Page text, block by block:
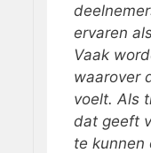
ervaren
Vaak
waarover
voelt. Als
dat geeft
te kunnen